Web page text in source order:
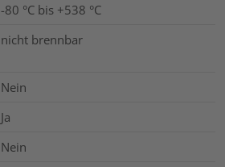
-80 °C bis +538 °C
nicht brennbar
Nein
Ja
Nein